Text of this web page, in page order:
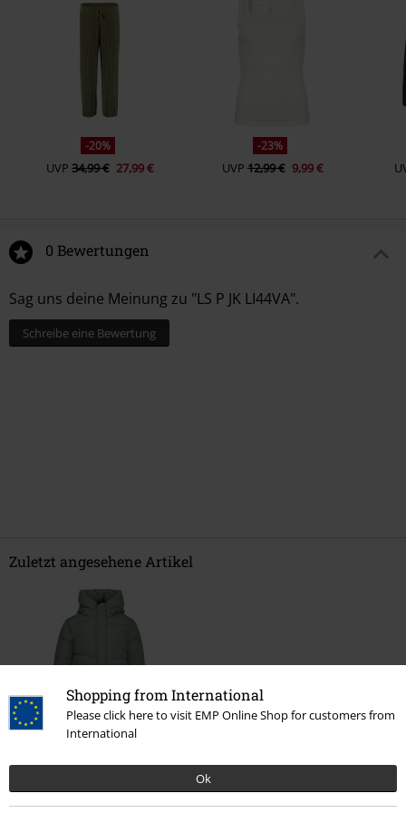
Shopping from International
Please click here to visit EMP Online Shop for customers from
International
Ok
-20%
UVP 34,99 € 27,99 €
-23%
UVP 12,99 € 9,99 €
0 Bewertungen
Sag uns deine Meinung zu "LS P JK LI44VA".
Schreibe eine Bewertung
Zuletzt angesehene Artikel
%
54,99 €